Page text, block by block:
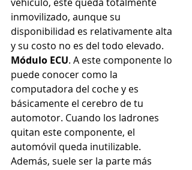
inmovilizado, aunque su
disponibilidad es relativamente alta
y su costo no es del todo elevado.
Módulo ECU. A este componente lo
puede conocer como la
computadora del coche y es
básicamente el cerebro de tu
automotor. Cuando los ladrones
quitan este componente, el
automóvil queda inutilizable.
Además, suele ser la parte más